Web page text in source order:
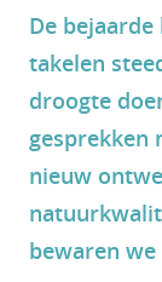
De
takelen
droogte
gesprekken
nieuw
bewaren we